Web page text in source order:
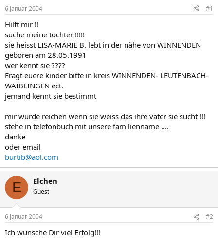
e
r
l
t
a
m
6 Januar 2004 #1
Hilft mir !!
suche meine tochter !!!!!
sie heisst LISA-MARIE B. lebt in der nähe von WINNENDEN
geboren am 28.05.1991
wer kennt sie ????
Fragt euere kinder bitte in kreis WINNENDEN- LEUTENBACH-
WAIBLINGEN ect.
jemand kennt sie bestimmt
mir würde reichen wenn sie weiss das ihre vater sie sucht !!!
stehe in telefonbuch mit unsere familienname ....
danke
oder email
burtib@aol.com
E Elchen
Guest
6 Januar 2004 #2
Ich wünsche Dir viel Erfolg!!!